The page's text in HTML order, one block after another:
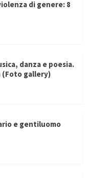
di genere: 8
danza e poesia.
(Foto gallery)
e gentiluomo